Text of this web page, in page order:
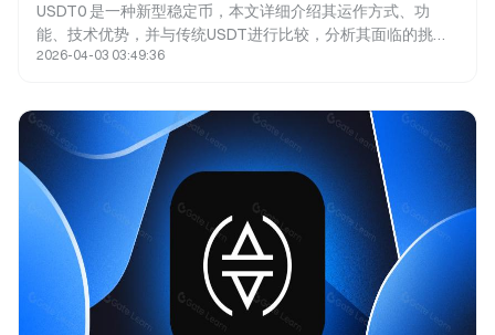
USDT0 是一种新型稳定币，本文详细介绍其运作方式、功
能、技术优势，并与传统USDT进行比较，分析其面临的挑
战。
2026-04-03 03:49:36